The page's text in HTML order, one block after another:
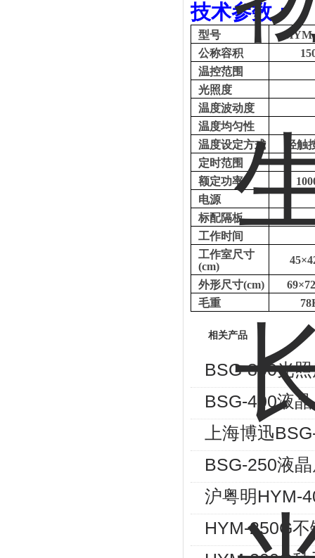
技术参数：
型号 HYM
公称容积
温控范围
光照度
温度波动度
温度均匀性
温度设定方式
轻
定时范围
额定功率
电源
标配隔板
工作时间
工作室尺寸
(cm)
45×
外形尺寸(cm) 69×72
毛重
相关产品
BSG-800光
BSG-400液
上海博迅
BSG-250液
沪粤明HYM-
HYM-250G